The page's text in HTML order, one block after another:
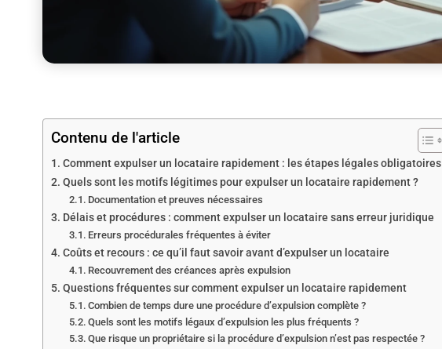
Contenu de l'article
Comment expulser un locataire rapidement : les étapes légales obligatoires
Quels sont les motifs légitimes pour expulser un locataire rapidement ?
Documentation et preuves nécessaires
Délais et procédures : comment expulser un locataire sans erreur juridique
Erreurs procédurales fréquentes à éviter
Coûts et recours : ce qu’il faut savoir avant d’expulser un locataire
Recouvrement des créances après expulsion
Questions fréquentes sur comment expulser un locataire rapidement
Combien de temps dure une procédure d’expulsion complète ?
Quels sont les motifs légaux d’expulsion les plus fréquents ?
Que risque un propriétaire si la procédure d’expulsion n’est pas respectée ?